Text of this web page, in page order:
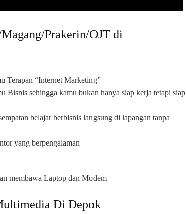
Prakerin/OJT di
Terapan “Internet Marketing”
Bisnis sehingga kamu bukan hanya siap kerja tetapi siap
belajar berbisnis langsung di lapangan tanpa
yang berpengalaman
membawa Laptop dan Modem
Di Depok